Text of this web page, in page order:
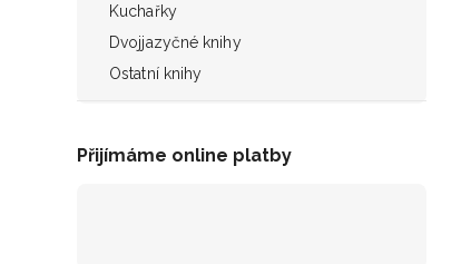
Kuchařky
Dvojjazyčné knihy
Ostatní knihy
Přijímáme online platby